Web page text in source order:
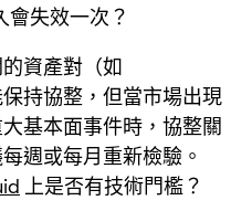
會失效一次？
資產對（如
持協整，但當市場出現
基本面事件時，協整關
週或每月重新檢驗。
上是否有技術門檻？